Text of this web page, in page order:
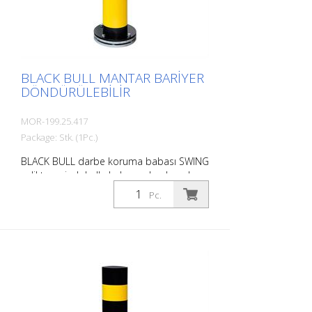
BLACK BULL MANTAR BARIYER
DÖNDÜRÜLEBILIR
MOR-199.25.417
Package: Stk. (1Pc.)
BLACK BULL darbe koruma babası SWING
çelikten, siyah halkalarla sarı kaplamalı,
siyah kapaklı, 6 bilyalı rulmanlı döner
taban plakası, dübel için, esnek ve
bilyalı rulmana sahip sağlam bir çelik
taban plakası sayesinde ek olarak
döndürülebilir. Bu, kuvvetleri iki kez emer:
Pc.